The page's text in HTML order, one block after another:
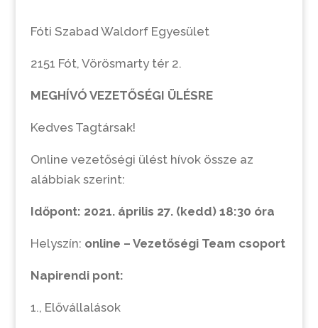
Fóti Szabad Waldorf Egyesület
2151 Fót, Vörösmarty tér 2.
MEGHÍVÓ VEZETŐSÉGI ÜLÉSRE
Kedves Tagtársak!
Online vezetőségi ülést hívok össze az
alábbiak szerint:
Időpont: 2021. április 27. (kedd) 18:30 óra
Helyszín: online – Vezetőségi Team csoport
Napirendi pont:
1., Elővállalások